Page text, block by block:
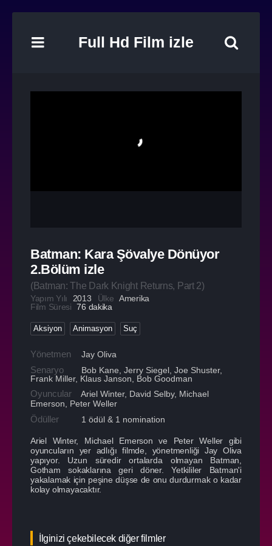
Full Hd Film izle
Batman: Kara Şövalye Dönüyor
2.Bölüm izle
(Batman: The Dark Knight Returns, Part 2)
Yapım Yılı 2013 Ülke Amerika
Film Süresi 76 dakika
Aksiyon Animasyon Suç
Yönetmen Jay Oliva
Senaryo
Bob Kane, Jerry Siegel, Joe Shuster,
Frank Miller, Klaus Janson, Bob Goodman
Oyuncular Ariel Winter, David Selby, Michael
Emerson
Peter Weller
Ödüller 1 ödül & 1 nomination
Ariel Winter, Michael Emerson ve Peter Weller gibi
oyuncuların yer adlığı filmde, yönetmenliği Jay Oliva
yapıyor. Uzun süredir ortalarda olmayan Batman,
Gotham sokaklarına geri döner. Yetkililer Batman'i
yakalamak için peşine düşse de onu durdurmak o kadar
kolay olmayacaktır.
İlginizi çekebilecek diğer filmler